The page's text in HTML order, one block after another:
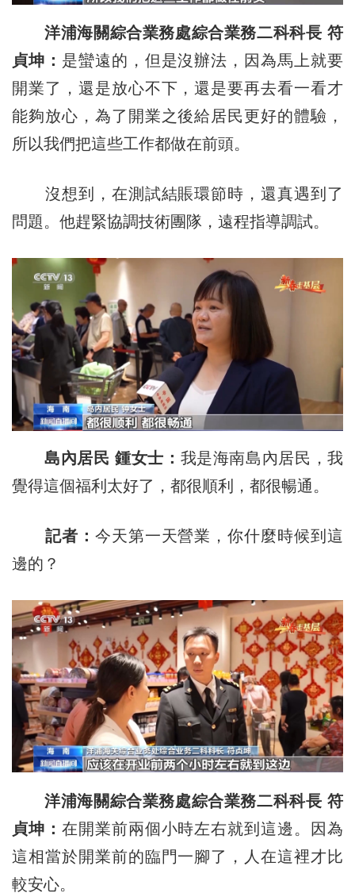
洋浦海關綜合業務處綜合業務二科科長 符
貞坤： 是蠻遠的，但是沒辦法，因為馬上就要
開業了，還是放心不下，還是要再去看一看才
能夠放心，為了開業之後給居民更好的體驗，
所以我們把這些工作都做在前頭。
沒想到，在測試結賬環節時，還真遇到了
問題。他趕緊協調技術團隊，遠程指導調試。
島內居民 鍾女士： 我是海南島內居民，我
覺得這個福利太好了，都很順利，都很暢通。
記者： 今天第一天營業，你什麼時候到這
邊的？
洋浦海關綜合業務處綜合業務二科科長 符
貞坤： 在開業前兩個小時左右就到這邊。因為
這相當於開業前的臨門一腳了，人在這裡才比
較安心。